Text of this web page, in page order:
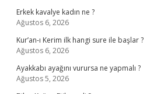
Erkek kavalye kadın ne ?
Ağustos 6, 2026
Kur’an-ı Kerim ilk hangi sure ile başlar ?
Ağustos 6, 2026
Ayakkabı ayağını vurursa ne yapmalı ?
Ağustos 5, 2026